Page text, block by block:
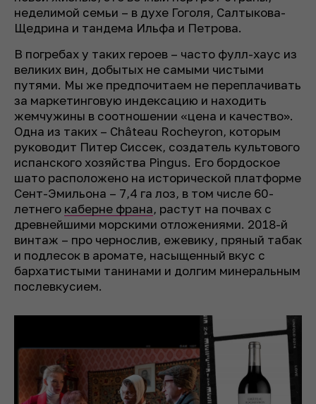
неделимой семьи – в духе Гоголя, Салтыкова-
Щедрина и тандема Ильфа и Петрова.
В погребах у таких героев – часто фулл-хаус из
великих вин, добытых не самыми чистыми
путями. Мы же предпочитаем не переплачивать
за маркетинговую индексацию и находить
жемчужины в соотношении «цена и качество».
Одна из таких – Château Rocheyron, которым
руководит Питер Сиссек, создатель культового
испанского хозяйства Pingus. Его бордоское
шато расположено на исторической платформе
Сент-Эмильона – 7,4 га лоз, в том числе 60-
летнего каберне франа, растут на почвах с
древнейшими морскими отложениями. 2018-й
винтаж – про чернослив, ежевику, пряный табак
и подлесок в аромате, насыщенный вкус с
бархатистыми танинами и долгим минеральным
послевкусием.